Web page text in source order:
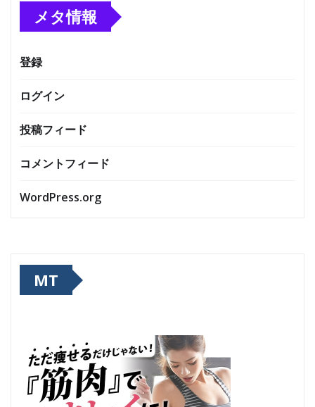
メタ情報
登録
ログイン
投稿フィード
コメントフィード
WordPress.org
MT